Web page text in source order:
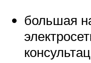
большая